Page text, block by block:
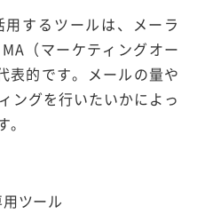
するツールは、メーラ
（マーケティングオー
表的です。メールの量や
ングを行いたいかによっ
ツール